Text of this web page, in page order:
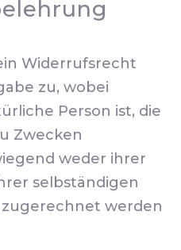
Widerrufsrecht
zu, wobei
Person ist, die
Zwecken
weder ihrer
selbständigen
werden